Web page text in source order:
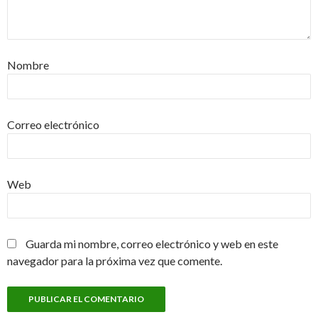
Nombre
Correo electrónico
Web
Guarda mi nombre, correo electrónico y web en este
navegador para la próxima vez que comente.